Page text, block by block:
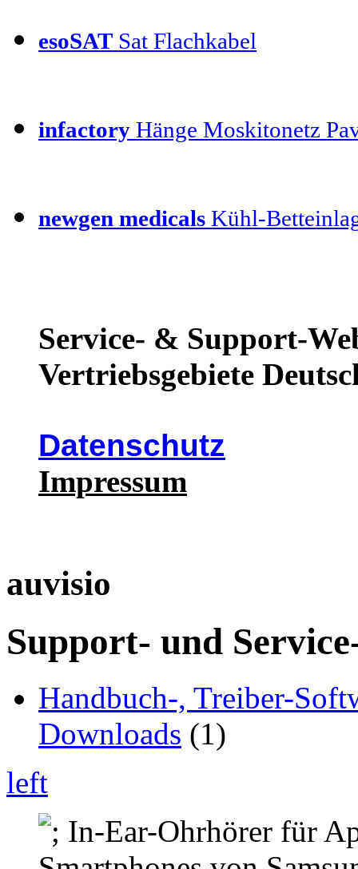
esoSAT Sat Flachkabel
infactory Hänge Moskitonetz
newgen medicals Kühl-
Service- & Support-
Vertriebsgebiete
Datenschutz
Impressum
auvisio
Support- und
Handbuch-, Treiber-
Downloads (1)
left